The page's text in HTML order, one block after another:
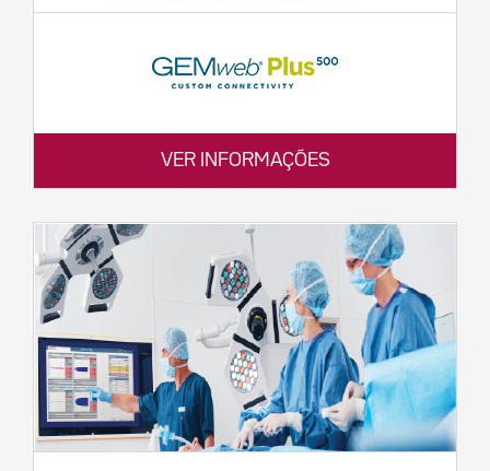
VER INFORMAÇÕES